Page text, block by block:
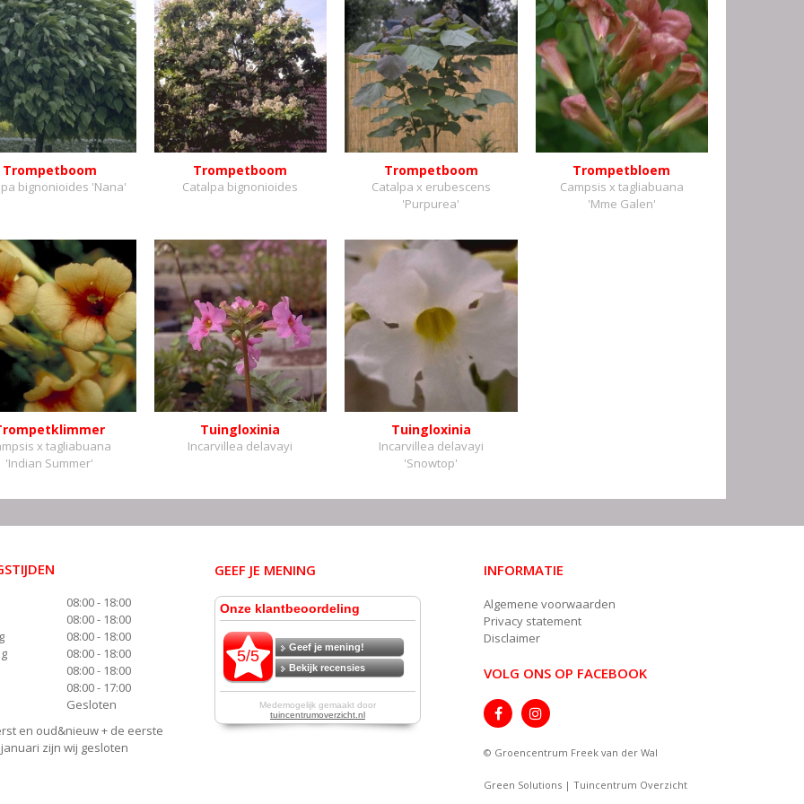
Trompetboom
bignonioides 'Nana'
Trompetboom
Catalpa bignonioides
Trompetboom
Catalpa x erubescens
'Purpurea'
Trompetbloem
Campsis x tagliabuana
'Mme Galen'
x tagliabuana
'Indian Summer'
Tuingloxinia
Incarvillea delavayi
Tuingloxinia
Incarvillea delavayi
'Snowtop'
08:00 - 18:00
08:00 - 18:00
08:00 - 18:00
08:00 - 18:00
08:00 - 18:00
08:00 - 17:00
Gesloten
en oud&nieuw + de eerste
zijn wij gesloten
GEEF JE MENING INFORMATIE
Algemene voorwaarden
Privacy statement
Disclaimer
VOLG ONS OP FACEBOOK
© Groencentrum Freek van der Wal
Green Solutions | Tuincentrum Overzicht